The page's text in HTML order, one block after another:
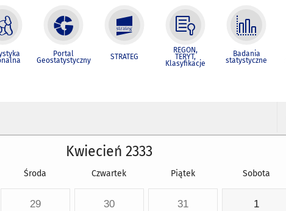
Portal
Geostatystyczny STRATEG
REGON,
TERYT,
Klasyfikacje
Badania
statystyczne
Kwiecień 2333
Środa Czwartek Piątek Sobota
29 30 31 1